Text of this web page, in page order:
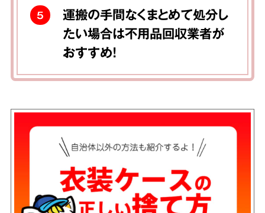
5
運搬の手間なくまとめて処分し
たい場合は不用品回収業者が
おすすめ！